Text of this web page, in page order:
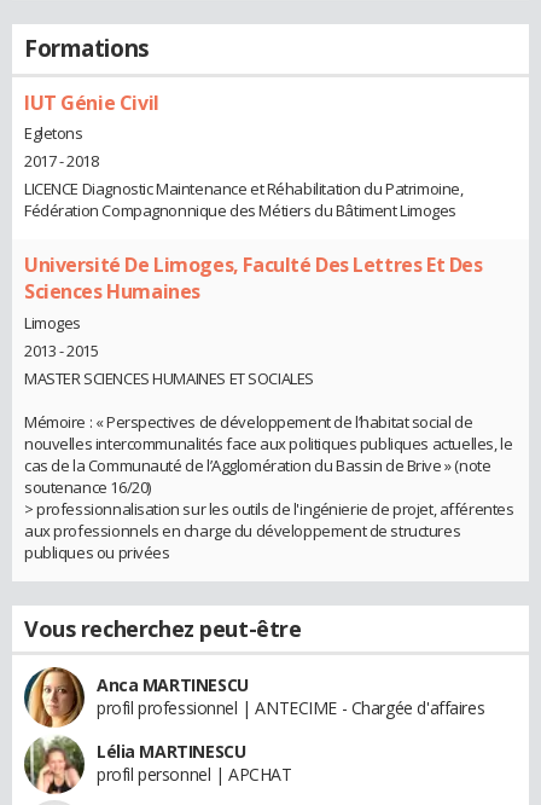
Formations
IUT Génie Civil
Egletons
2017 - 2018
LICENCE Diagnostic Maintenance et Réhabilitation du Patrimoine,
Fédération Compagnonnique des Métiers du Bâtiment Limoges
Université De Limoges, Faculté Des Lettres Et Des
Sciences Humaines
Limoges
2013 - 2015
MASTER SCIENCES HUMAINES ET SOCIALES
Mémoire : « Perspectives de développement de l’habitat social de
nouvelles intercommunalités face aux politiques publiques actuelles, le
cas de la Communauté de l’Agglomération du Bassin de Brive » (note
soutenance 16/20)
> professionnalisation sur les outils de l'ingénierie de projet, afférentes
aux professionnels en charge du développement de structures
publiques ou privées
Vous recherchez peut-être
Anca MARTINESCU
profil professionnel | ANTECIME - Chargée d'affaires
Lélia MARTINESCU
profil personnel | APCHAT